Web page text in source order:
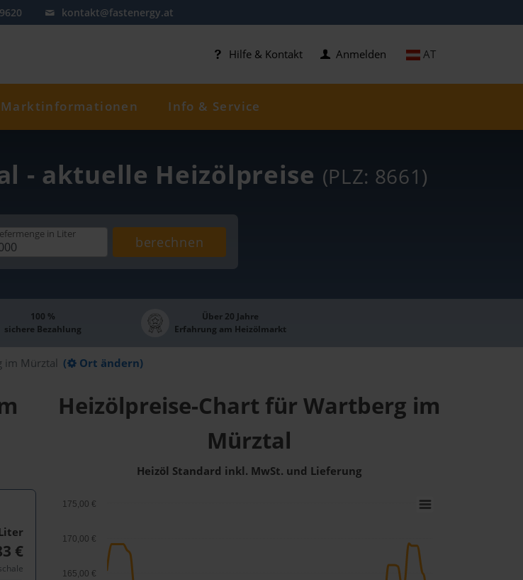
kontakt@fastenergy.at
AT
Hilfe & Kontakt Anmelden
Marktinformationen Info & Service
- aktuelle Heizölpreise (PLZ: 8661)
in Liter berechnen
100 %
sichere Bezahlung
Über 20 Jahre
Erfahrung am Heizölmarkt
im Mürztal ( Ort ändern)
€
Heizölpreise-Chart für Wartberg im
Mürztal
Heizöl Standard inkl. MwSt. und Lieferung
165,00 €
170,00 €
175,00 €